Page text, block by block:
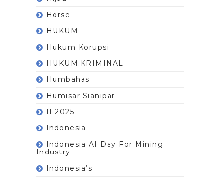
Horse
HUKUM
Hukum Korupsi
HUKUM.KRIMINAL
Humbahas
Humisar Sianipar
II 2025
Indonesia
Indonesia AI Day For Mining
Industry
Indonesia’s